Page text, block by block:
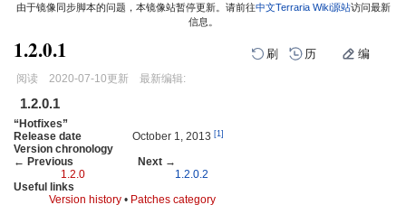
由于镜像同步脚本的问题，本镜像站暂停更新。请前往中文Terraria Wiki源站访问最新
信息。
1.2.0.1 刷 历 编
阅读 2020-07-10更新 最新编辑:
跳
到
导
航
跳
到
搜
索
1.2.0.1
“Hotfixes”
Release date
October 1, 2013 [1]
Version chronology
← Previous
Next →
1.2.0
1.2.0.2
Useful links
Version history• Patches category